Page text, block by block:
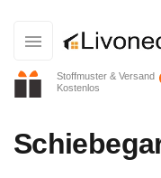
Stoffmuster & Versand
Kostenlos